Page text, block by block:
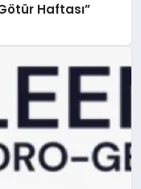
Haftası”